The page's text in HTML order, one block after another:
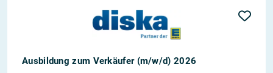
Ausbildung zum Verkäufer (m/w/d) 2026